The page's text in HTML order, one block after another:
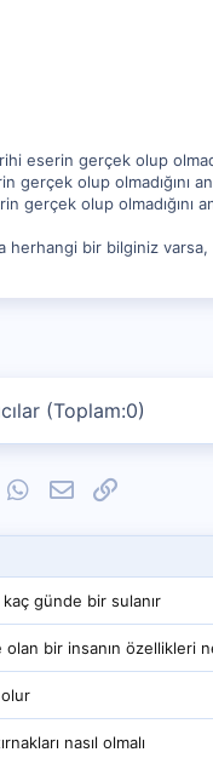
eserin gerçek olup
gerçek olup olmadığını
gerçek olup olmadığını
herhangi bir bilginiz
(Toplam:0)
WhatsApp
E-postaLink
günde bir sulanır
olan bir insanın özellikleri
nasıl olmalı